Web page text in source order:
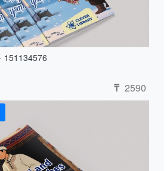
151134576
₸ 2590